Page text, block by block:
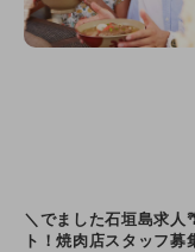
＼でました石垣島求人
ト！焼肉店スタッフ募